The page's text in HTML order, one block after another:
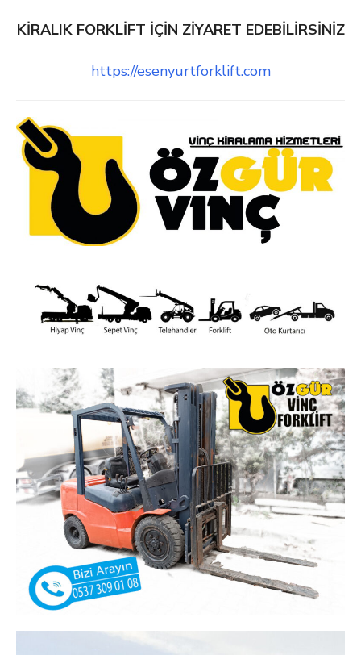
KİRALIK FORKLİFT İÇİN ZİYARET EDEBİLİRSİNİZ
https://esenyurtforklift.com